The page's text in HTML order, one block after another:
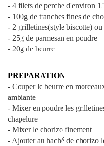
- 4 filets de perche d'environ
- 100g de tranches fines de
- 2 grilletines(style biscotte) ou
- 25g de parmesan en poudre
- 20g de beurre
PREPARATION
- Couper le beurre en
ambiante
- Mixer en poudre les
chapelure
- Mixer le chorizo finement
- Ajouter au haché de chorizo